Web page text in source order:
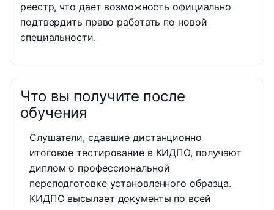
реестр, что дает возможность официально
подтвердить право работать по новой
специальности.
Что вы получите после
обучения
Слушатели, сдавшие дистанционно
итоговое тестирование в КИДПО, получают
диплом о профессиональной
переподготовке установленного образца.
КИДПО высылает документы по всей